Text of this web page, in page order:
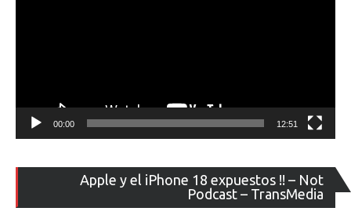
00:00 12:51
Apple y el iPhone 18 expuestos !! – Not
Podcast – TransMedia
de